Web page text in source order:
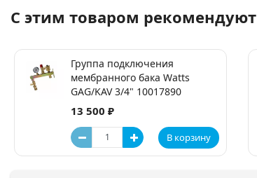
С этим товаром рекомендуют
Группа подключения
мембранного бака Watts
GAG/KAV 3/4" 10017890
13 500 ₽
В корзину